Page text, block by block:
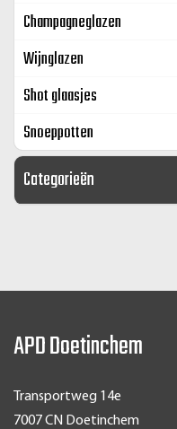
Champagneglazen
Wijnglazen
Shot glaasjes
Snoeppotten
Categorieën
APD Doetinchem
Transportweg 14e
7007 CN Doetinchem